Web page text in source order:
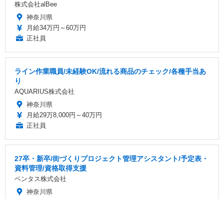
株式会社alBee
神奈川県
月給34万円～60万円
正社員
ライン作業職員/未経験OK/流れる商品のチェック/各種手当あ
り
AQUARIUS株式会社
神奈川県
月給29万8,000円～40万円
正社員
27卒・新卒/街づくりプロジェクト管理アシスタント/予定表・
資料管理/資格取得支援
ベンタス株式会社
神奈川県